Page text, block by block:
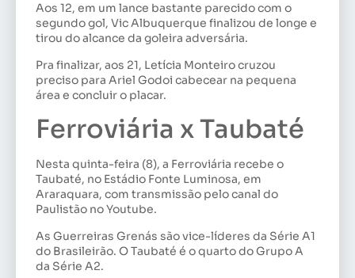
Aos 12, em um lance bastante parecido com o
segundo gol, Vic Albuquerque finalizou de longe e
tirou do alcance da goleira adversária.
Pra finalizar, aos 21, Letícia Monteiro cruzou
preciso para Ariel Godoi cabecear na pequena
área e concluir o placar.
Ferroviária x Taubaté
Nesta quinta-feira (8), a Ferroviária recebe o
Taubaté, no Estádio Fonte Luminosa, em
Araraquara, com transmissão pelo canal do
Paulistão no Youtube.
As Guerreiras Grenás são vice-líderes da Série A1
do Brasileirão. O Taubaté é o quarto do Grupo A
da Série A2.